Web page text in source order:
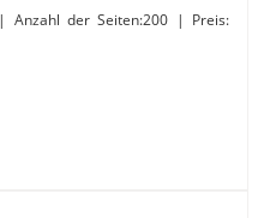
| Anzahl der Seiten:200
| Preis: